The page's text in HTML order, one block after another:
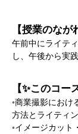
【授業のなが
午前中にライテ
し、午後から実
【✨このコー
◦商業撮影におけ
方法とライティ
◦イメージカット